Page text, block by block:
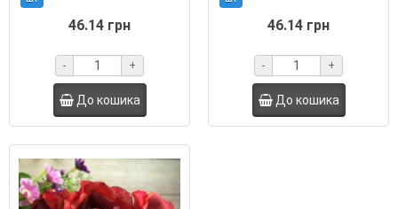
46.14 грн
- +
До кошика
46.14 грн
- +
До кошика